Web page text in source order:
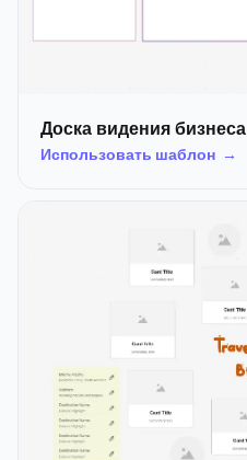
Доска видения бизнеса
Использовать шаблон →